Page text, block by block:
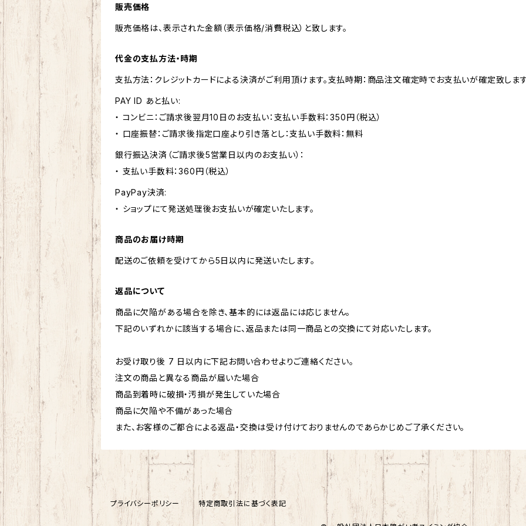
販売価格
販売価格は、表示された金額（表示価格/消費税込）と致します。
代金の支払方法・時期
支払方法：クレジットカードによる決済がご利用頂けます。支払時期：商品注文確定時でお支払いが確定致します
PAY ID あと払い:
・ コンビニ：ご請求後翌月10日のお支払い：支払い手数料：350円（税込）
・ 口座振替：ご請求後指定口座より引き落とし：支払い手数料：無料
銀行振込決済（ご請求後5営業日以内のお支払い）：
・ 支払い手数料：360円（税込）
PayPay決済:
・ ショップにて発送処理後お支払いが確定いたします。
商品のお届け時期
配送のご依頼を受けてから5日以内に発送いたします。
返品について
商品に欠陥がある場合を除き、基本的には返品には応じません。
下記のいずれかに該当する場合に、返品または同一商品との交換にて対応いたします。
お受け取り後 7 日以内に下記お問い合わせよりご連絡ください。
注文の商品と異なる商品が届いた場合
商品到着時に破損・汚損が発生していた場合
商品に欠陥や不備があった場合
また、お客様のご都合による返品・交換は受け付けておりませんのであらかじめご了承ください。
プライバシーポリシー 特定商取引法に基づく表記